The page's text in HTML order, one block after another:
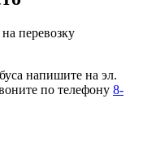
перевозку
напишите на эл.
по телефону 8-